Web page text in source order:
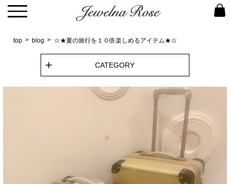
top blog ☆★夏の旅行を１０倍楽しめるアイテム★☆
CATEGORY